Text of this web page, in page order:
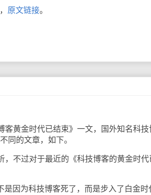
原文链接。
黄金时代已结束》一文，国外知名科技
同的文章，如下。
不过对于最近的《科技博客的黄金时代
为科技博客死了，而是步入了白金时